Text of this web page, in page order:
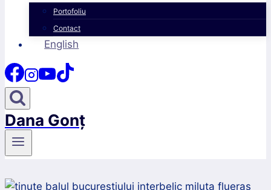
Portofoliu
Contact
English
Dana Gonț